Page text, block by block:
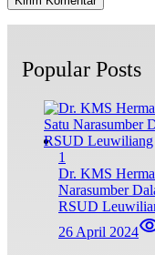
Popular Posts
1
Dr. KMS
Narasumber
RSUD
26 April 2024